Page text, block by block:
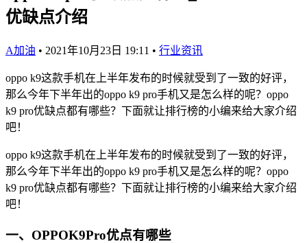
优缺点介绍
A加油 • 2021年10月23日 19:11 • 行业资讯
oppo k9这款手机在上半年发布的时候就受到了一致的好评，
那么今年下半年出的oppo k9 pro手机又是怎么样的呢？oppo
k9 pro优缺点都有哪些？下面就让排行榜的小编来给大家介绍
吧！
oppo k9这款手机在上半年发布的时候就受到了一致的好评，
那么今年下半年出的oppo k9 pro手机又是怎么样的呢？oppo
k9 pro优缺点都有哪些？下面就让排行榜的小编来给大家介绍
吧！
一、OPPOK9Pro优点有哪些